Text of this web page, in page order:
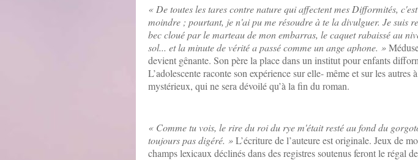
« De toutes les tares contre nature qui affectent mes Difformités,
moindre ; pourtant, je n'ai pu me résoudre à te la divulguer. Je suis
bec cloué par le marteau de mon embarras, le caquet rabaissé au
sol... et la minute de vérité a passé comme un ange aphone. »
devient gênante. Son père la place dans un institut pour enfants
L’adolescente raconte son expérience sur elle- même et sur les autres
mystérieux, qui ne sera dévoilé qu’à la fin du roman.
« Comme tu vois, le rire du roi du rye m'était resté au fond du
toujours pas digéré. »L’écriture de l’auteure est originale. Jeux de
champs lexicaux déclinés dans des registres soutenus feront le régal